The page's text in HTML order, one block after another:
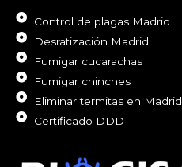
Control de plagas Madrid
Desratización Madrid
Fumigar cucarachas
Fumigar chinches
Eliminar termitas en Madrid
Certificado DDD